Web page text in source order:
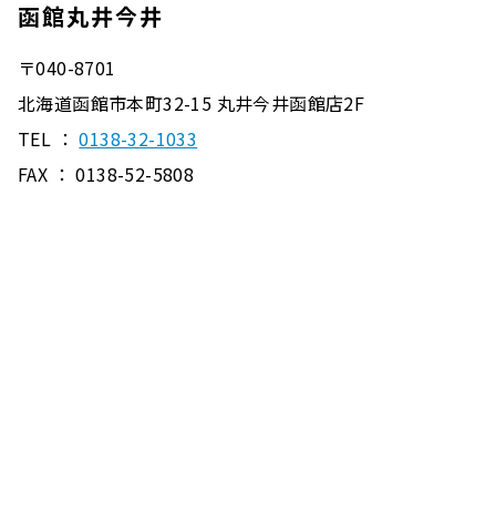
函館丸井今井
〒040-8701
北海道函館市本町32-15 丸井今井函館店2F
TEL ：0138-32-1033
FAX ： 0138-52-5808